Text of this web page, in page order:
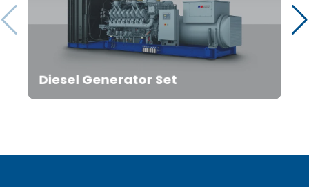
Diesel Generator Set